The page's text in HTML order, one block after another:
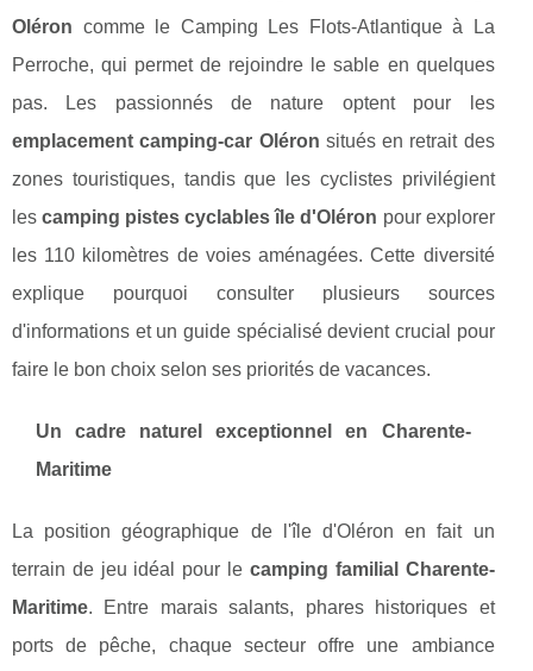
Oléron comme le Camping Les Flots-Atlantique à La
Perroche, qui permet de rejoindre le sable en quelques
pas. Les passionnés de nature optent pour les
emplacement camping-car Oléron situés en retrait des
zones touristiques, tandis que les cyclistes privilégient
lescamping pistes cyclables île d'Oléron pour explorer
les 110 kilomètres de voies aménagées. Cette diversité
explique pourquoi consulter plusieurs sources
d'informations et un guide spécialisé devient crucial pour
faire le bon choix selon ses priorités de vacances.
Un cadre naturel exceptionnel en Charente-
Maritime
La position géographique de l'île d'Oléron en fait un
terrain de jeu idéal pour le camping familial Charente-
Maritime. Entre marais salants, phares historiques et
ports de pêche, chaque secteur offre une ambiance